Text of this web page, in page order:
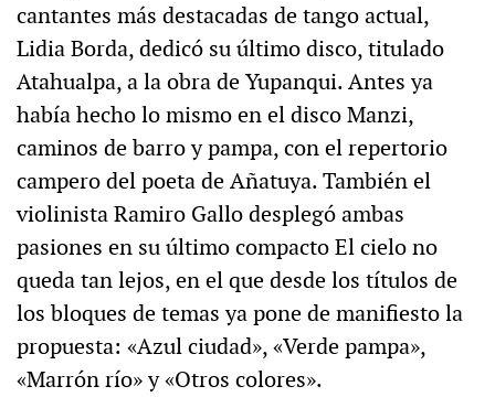
cantantes más destacadas de tango actual,
Lidia Borda, dedicó su último disco, titulado
Atahualpa, a la obra de Yupanqui. Antes ya
había hecho lo mismo en el disco Manzi,
caminos de barro y pampa, con el repertorio
campero del poeta de Añatuya. También el
violinista Ramiro Gallo desplegó ambas
pasiones en su último compacto El cielo no
queda tan lejos, en el que desde los títulos de
los bloques de temas ya pone de manifiesto la
propuesta: «Azul ciudad», «Verde pampa»,
«Marrón río» y «Otros colores».